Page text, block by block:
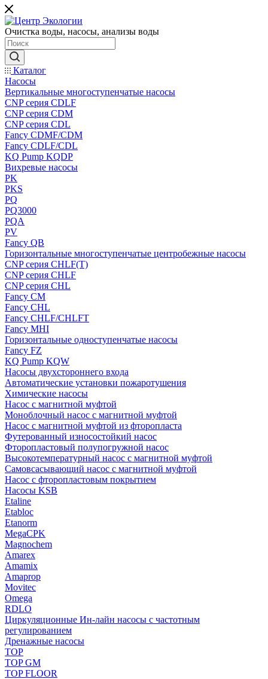
Очистка воды, насосы, анализы воды
Каталог
Насосы
Вертикальные многоступенчатые насосы
CNP серия CDLF
CNP серия CDM
CNP серия CDL
Fancy CDMF/CDM
Fancy CDLF/CDL
KQ Pump KQDP
Вихревые насосы
PK
PKS
PQ
PQ3000
PQA
PV
Fancy QB
Горизонтальные многоступенчатые центробежные насосы
CNP серия CHLF(T)
CNP серия CHLF
CNP серия CHL
Fancy CM
Fancy CHL
Fancy CHLF/CHLFT
Fancy MHI
Горизонтальные одноступенчатые насосы
Fancy FZ
KQ Pump KQW
Насосы двухстороннего входа
Автоматические установки пожаротушения
Химические насосы
Насос с магнитной муфтой
Моноблочный насос с магнитной муфтой
Насос с магнитной муфтой из фторопласта
Футерованный износостойкий насос
Фторопластовый полупогружной насос
Высокотемпературный насос с магнитной муфтой
Самовсасывающий насос с магнитной муфтой
Насос с фторопластовым покрытием
Насосы KSB
Etaline
Etabloc
Etanorm
MegaCPK
Magnochem
Amarex
Amamix
Amaprop
Movitec
Omega
RDLO
Циркуляционные Ин-лайн насосы с частотным
регулированием
Дренажные насосы
TOP
TOP GM
TOP FLOOR